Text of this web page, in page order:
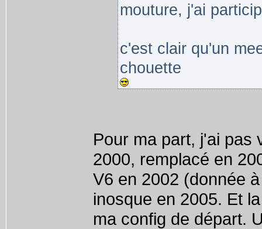
mouture, j'ai
c'est clair qu'un
chouette
Pour ma part, j'ai pas
2000, remplacé en
V6 en 2002 (donnée
inosque en 2005. Et
ma config de départ.